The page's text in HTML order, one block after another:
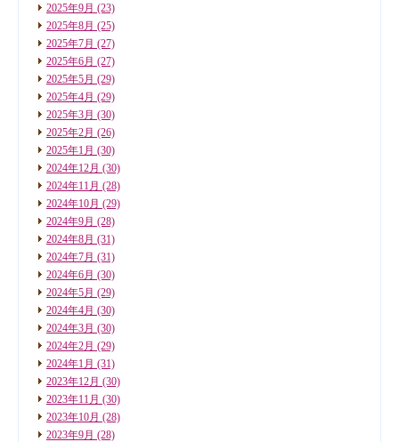
2025年9月 (23)
2025年8月 (25)
2025年7月 (27)
2025年6月 (27)
2025年5月 (29)
2025年4月 (29)
2025年3月 (30)
2025年2月 (26)
2025年1月 (30)
2024年12月 (30)
2024年11月 (28)
2024年10月 (29)
2024年9月 (28)
2024年8月 (31)
2024年7月 (31)
2024年6月 (30)
2024年5月 (29)
2024年4月 (30)
2024年3月 (30)
2024年2月 (29)
2024年1月 (31)
2023年12月 (30)
2023年11月 (30)
2023年10月 (28)
2023年9月 (28)